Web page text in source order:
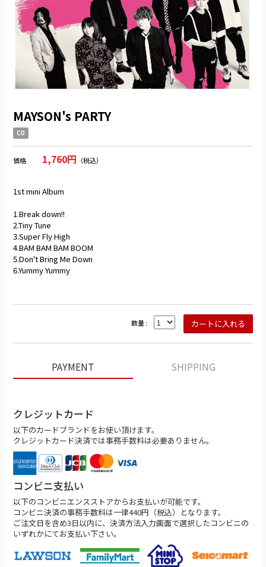
MAYSON's PARTY
CD
価格 1,760円 （税込）
1st mini Album
1.Break down!!
2.Tiny Tune
3.Super Fly High
4.BAM BAM BAM BOOM
5.Don't Bring Me Down
6.Yummy Yummy
数量 :
PAYMENT SHIPPING
クレジットカード
以下のカードブランドをお使い頂けます。
クレジットカード決済では事務手数料は必要ありません。
コンビニ支払い
以下のコンビニエンスストアからお支払いが可能です。
コンビニ決済の事務手数料は一律440円（税込）となります。
ご注文日を含め3日以内に、決済方法入力画面で選択したコンビニの
いずれかにてお支払い下さい。